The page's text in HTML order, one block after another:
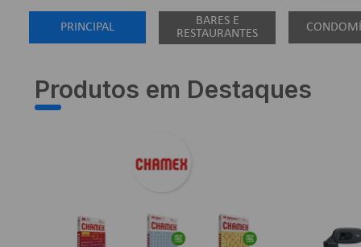
PRINCIPAL
BARES E
RESTAURANTES
Produtos em Destaques
10º fita